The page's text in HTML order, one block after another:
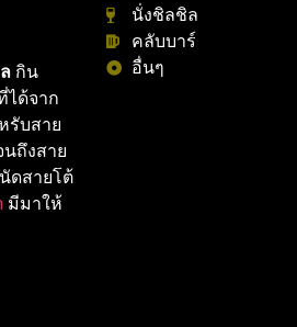
กิน
ได้จาก
รับสาย
ถึงสาย
ดสายโต้
มีมาให้
นั่งชิลชิล
คลับบาร์
อื่นๆ